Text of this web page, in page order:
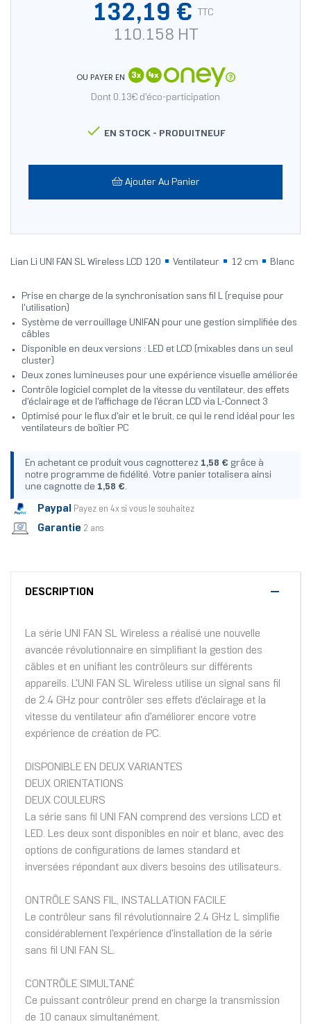
132,19 € TTC
110.158 HT
OU PAYER EN
Dont 0.13€ d'éco-participation
 EN STOCK - PRODUITNEUF
Ajouter Au Panier
Lian Li UNI FAN SL Wireless LCD 120 Ventilateur 12 cm Blanc
Prise en charge de la synchronisation sans fil L (requise pour
l'utilisation)
Système de verrouillage UNIFAN pour une gestion simplifiée des
câbles
Disponible en deux versions : LED et LCD (mixables dans un seul
cluster)
Deux zones lumineuses pour une expérience visuelle améliorée
Contrôle logiciel complet de la vitesse du ventilateur, des effets
d'éclairage et de l'affichage de l'écran LCD via L-Connect 3
Optimisé pour le flux d'air et le bruit, ce qui le rend idéal pour les
ventilateurs de boîtier PC
En achetant ce produit vous cagnotterez 1,58 € grâce à
notre programme de fidélité. Votre panier totalisera ainsi
une cagnotte de 1,58 €.
Paypal Payez en 4x si vous le souhaitez
Garantie 2 ans
DESCRIPTION
La série UNI FAN SL Wireless a réalisé une nouvelle
avancée révolutionnaire en simplifiant la gestion des
câbles et en unifiant les contrôleurs sur différents
appareils. L'UNI FAN SL Wireless utilise un signal sans fil
de 2.4 GHz pour contrôler ses effets d'éclairage et la
vitesse du ventilateur afin d'améliorer encore votre
expérience de création de PC.
DISPONIBLE EN DEUX VARIANTES
DEUX ORIENTATIONS
DEUX COULEURS
La série sans fil UNI FAN comprend des versions LCD et
LED. Les deux sont disponibles en noir et blanc, avec des
options de configurations de lames standard et
inversées répondant aux divers besoins des utilisateurs.
ONTRÔLE SANS FIL, INSTALLATION FACILE
Le contrôleur sans fil révolutionnaire 2.4 GHz L simplifie
considérablement l'expérience d'installation de la série
sans fil UNI FAN SL.
CONTRÔLE SIMULTANÉ
Ce puissant contrôleur prend en charge la transmission
de 10 canaux simultanément.